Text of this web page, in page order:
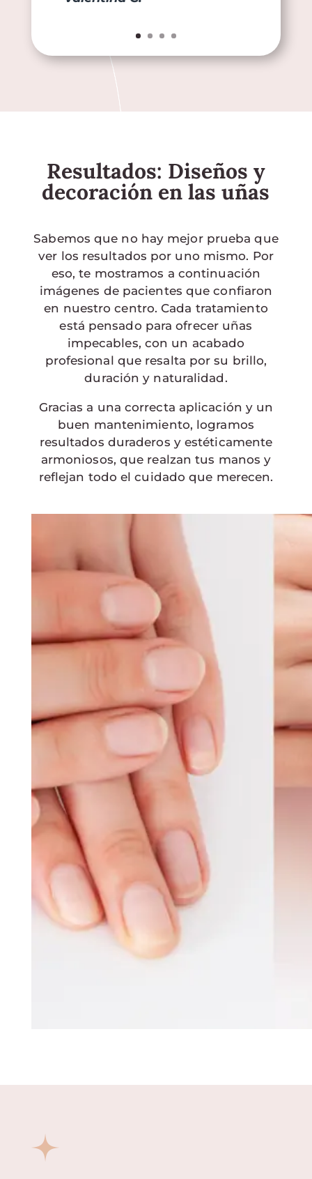
Resultados: Diseños y
decoración en las uñas
Sabemos que no hay mejor prueba que
ver los resultados por uno mismo. Por
eso, te mostramos a continuación
imágenes de pacientes que confiaron
en nuestro centro. Cada tratamiento
está pensado para ofrecer uñas
impecables, con un acabado
profesional que resalta por su brillo,
duración y naturalidad.
Gracias a una correcta aplicación y un
buen mantenimiento, logramos
resultados duraderos y estéticamente
armoniosos, que realzan tus manos y
reflejan todo el cuidado que merecen.